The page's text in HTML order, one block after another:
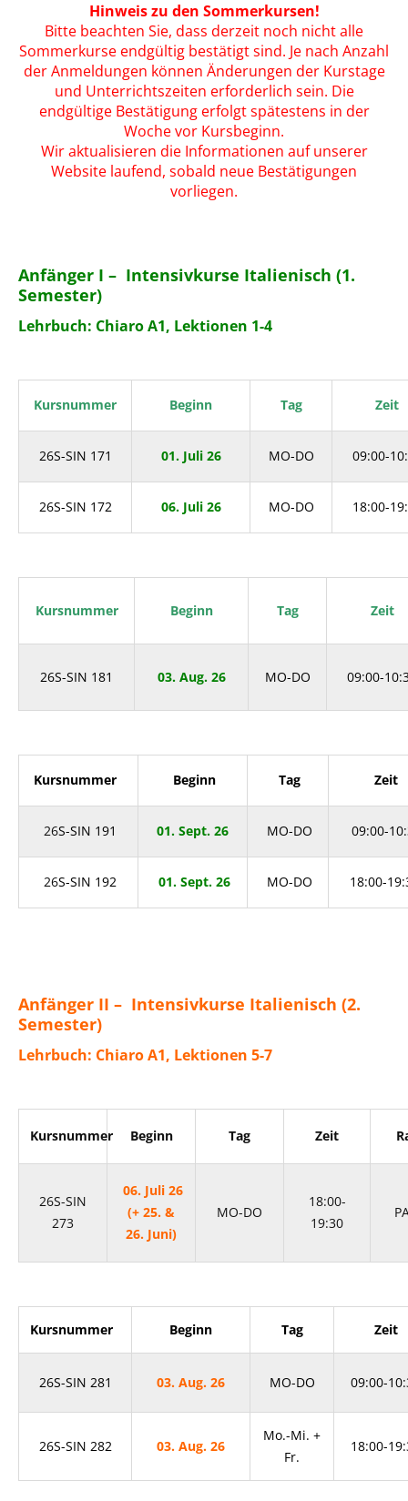
Hinweis zu den Sommerkursen!
Bitte beachten Sie, dass derzeit noch nicht alle
Sommerkurse endgültig bestätigt sind. Je nach Anzahl
der Anmeldungen können Änderungen der Kurstage
und Unterrichtszeiten erforderlich sein. Die
endgültige Bestätigung erfolgt spätestens in der
Woche vor Kursbeginn.
Wir aktualisieren die Informationen auf unserer
Website laufend, sobald neue Bestätigungen
vorliegen.
Anfänger I – Intensivkurse Italienisch (1.
Semester)
Lehrbuch: Chiaro A1, Lektionen 1-4
Kursnummer Beginn Tag Zeit
26S-SIN 171 01. Juli 26 MO-DO 09:00-
26S-SIN 172 06. Juli 26 MO-DO 18:00-
Kursnummer Beginn Tag Zeit
26S-SIN 181 03. Aug. 26 MO-DO 09:00-
Kursnummer Beginn Tag Zeit
26S-SIN 191 01. Sept. 26 MO-DO 09:00-
26S-SIN 192 01. Sept. 26 MO-DO 18:00-
Anfänger II – Intensivkurse Italienisch (2.
Semester)
Lehrbuch: Chiaro A1, Lektionen 5-7
Kursnummer Beginn Tag Zeit
26S-SIN
273
06. Juli 26
(+ 25. &
26. Juni)
MO-DO
18:00-
19:30
Kursnummer Beginn Tag Zeit
26S-SIN 281 03. Aug. 26 MO-DO 09:00-
26S-SIN 282 03. Aug. 26
Mo.-Mi. +
Fr.
18:00-